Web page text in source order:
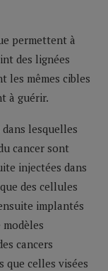
permettent à
des lignées
les mêmes cibles
à guérir.
lesquelles
cancer sont
injectées dans
des cellules
implantés
cancers
que celles visées